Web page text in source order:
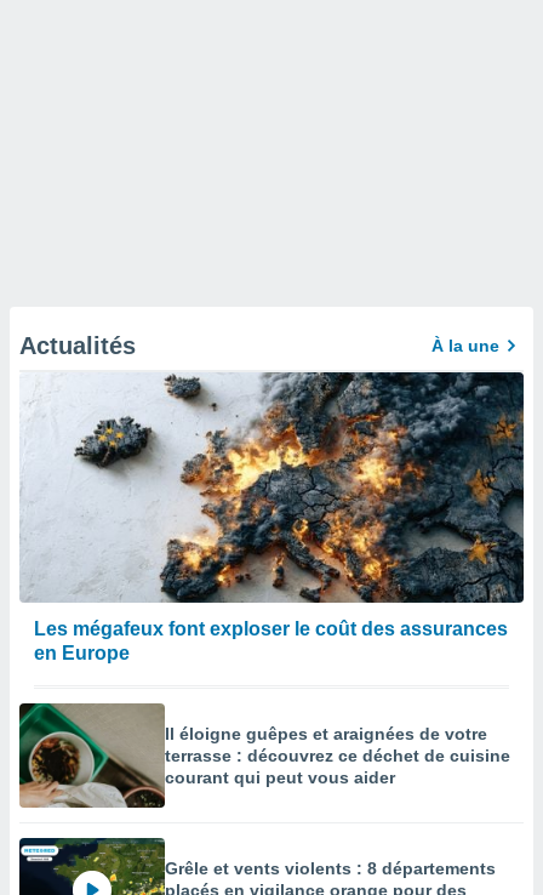
Actualités À la une
Les mégafeux font exploser le coût des assurances
en Europe
Il éloigne guêpes et araignées de votre
terrasse : découvrez ce déchet de cuisine
courant qui peut vous aider
Grêle et vents violents : 8 départements
placés en vigilance orange pour des